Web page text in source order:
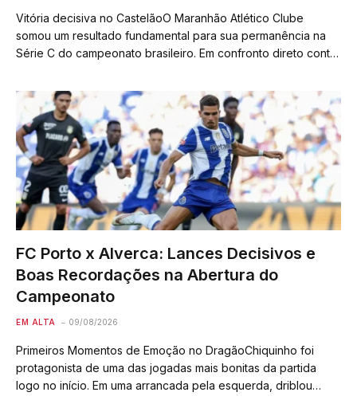
Vitória decisiva no CastelãoO Maranhão Atlético Clube
somou um resultado fundamental para sua permanência na
Série C do campeonato brasileiro. Em confronto direto contra
venceu por 2 a 1…
FC Porto x Alverca: Lances Decisivos e
Boas Recordações na Abertura do
Campeonato
EM ALTA 09/08/2026
Primeiros Momentos de Emoção no DragãoChiquinho foi
protagonista de uma das jogadas mais bonitas da partida
logo no início. Em uma arrancada pela esquerda, driblou